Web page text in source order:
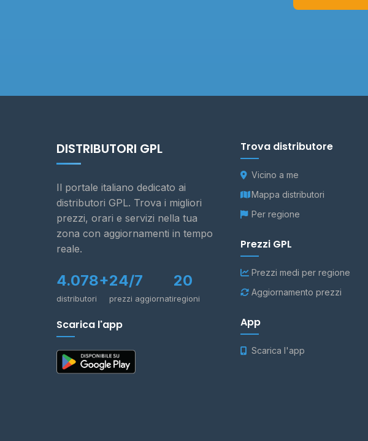
DISTRIBUTORI GPL
Il portale italiano dedicato ai
distributori GPL. Trova i migliori
prezzi, orari e servizi nella tua
zona con aggiornamenti in tempo
reale.
4.078+
distributori
24/7
prezzi aggiornati
20
regioni
Scarica l'app
Trova distributore
Vicino a me
Mappa distributori
Per regione
Prezzi GPL
Prezzi medi per regione
Aggiornamento prezzi
App
Scarica l'app